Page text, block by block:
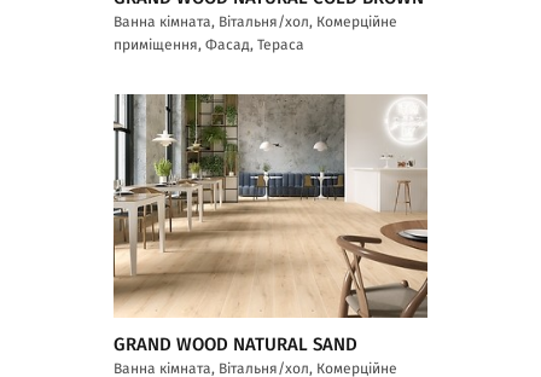
Ванна кімната, Вітальня/хол, Комерційне
приміщення, Фасад, Тераса
GRAND WOOD NATURAL SAND
Ванна кімната, Вітальня/хол, Комерційне